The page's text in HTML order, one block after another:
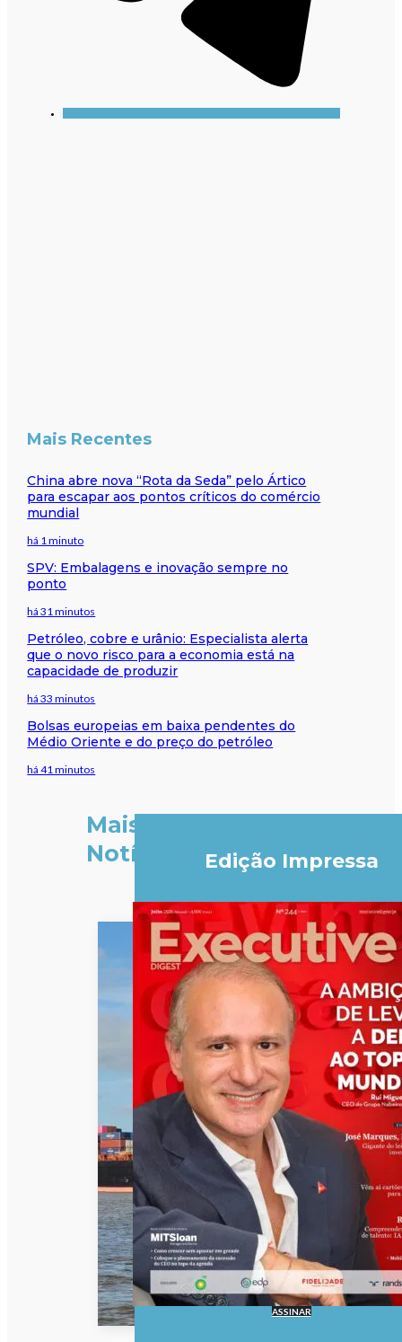
Mais Recentes
China abre nova “Rota da Seda” pelo Ártico
para escapar aos pontos críticos do comércio
mundial
há 1 minuto
SPV: Embalagens e inovação sempre no
ponto
há 31 minutos
Petróleo, cobre e urânio: Especialista alerta
que o novo risco para a economia está na
capacidade de produzir
há 33 minutos
Bolsas europeias em baixa pendentes do
Médio Oriente e do preço do petróleo
há 41 minutos
Mais
Notícias
Edição Impressa
ASSINAR